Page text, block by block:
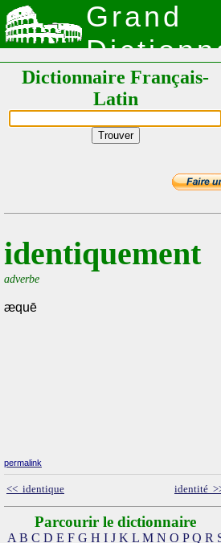
Grand
Latin
Dictionnaire Français-
Latin
identiquement
adverbe
æquē
permalink
<< identique identité
Parcourir le dictionnaire
A B C D E F G H I J K L M N O P Q R